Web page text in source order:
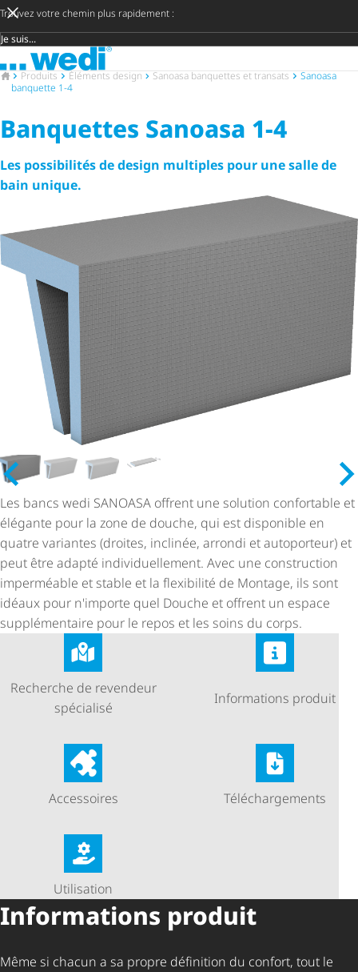
Trouvez votre chemin plus rapidement :
Groupe cible
Vers la page d'accueil
Vers la page d'accueil
Produits Éléments design Sanoasa banquettes et transats
Sanoasa
banquette 1-4
Banquettes Sanoasa 1-4
Les possibilités de design multiples pour une salle de
bain unique.
Les bancs wedi SANOASA offrent une solution confortable et
élégante pour la zone de douche, qui est disponible en
quatre variantes (droites, inclinée, arrondi et autoporteur) et
peut être adapté indi­vi­duel­le­ment. Avec une construction
imperméable et stable et la flexibilité de Montage, ils sont
idéaux pour n'importe quel Douche et offrent un espace
supplémentaire pour le repos et les soins du corps.
Recherche de revendeur
spécialisé
Informations produit
Accessoires Télé­char­ge­ments
Utilisation
Informations produit
Même si chacun a sa propre définition du confort, tout le